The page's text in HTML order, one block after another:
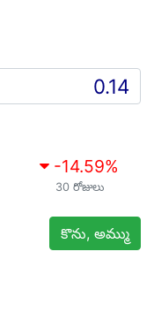
-14.59%
30 రోజులు
కొను, అమ్ము